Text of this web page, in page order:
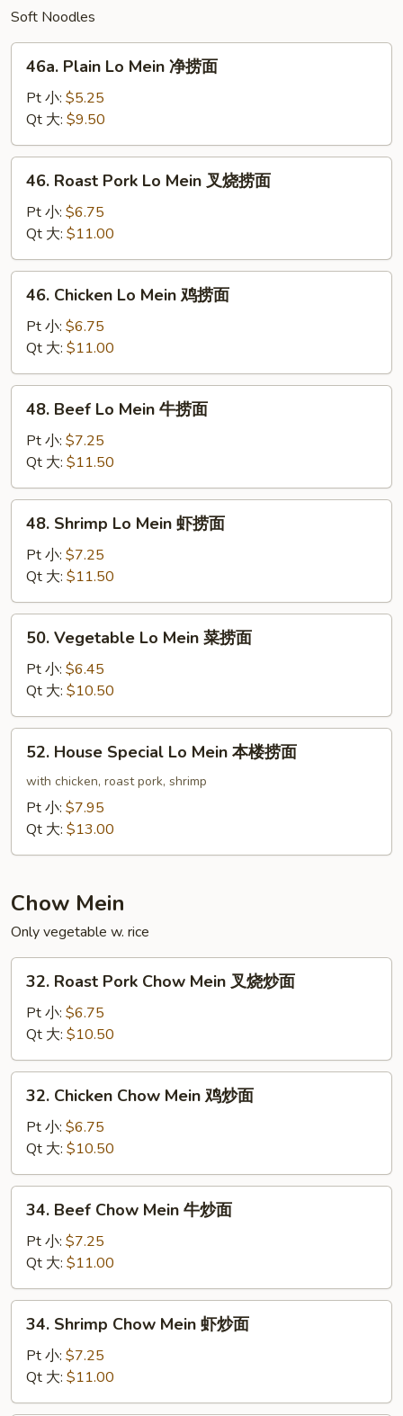
Soft Noodles
Plain
Mein
净
捞
46a. Plain Lo Mein 净捞面
Pt 小: $5.25
Qt 大: $9.50
Roast
Pork
Lo
Mein
叉
46. Roast Pork Lo Mein 叉烧捞面
Pt 小: $6.75
Qt 大: $11.00
Chicken
Mein
鸡
捞
46. Chicken Lo Mein 鸡捞面
Pt 小: $6.75
Qt 大: $11.00
Beef
Mein
牛
捞
48. Beef Lo Mein 牛捞面
Pt 小: $7.25
Qt 大: $11.50
Shrimp
Mein
虾
捞
48. Shrimp Lo Mein 虾捞面
Pt 小: $7.25
Qt 大: $11.50
Vegetable
Mein
菜
捞
50. Vegetable Lo Mein 菜捞面
Pt 小: $6.45
Qt 大: $10.50
House
Special
Mein
面
52. House Special Lo Mein 本楼捞面
with chicken, roast pork, shrimp
Pt 小: $7.95
Qt 大: $13.00
Chow Mein
Only vegetable w. rice
Roast
Pork
Chow
Mein
叉
32. Roast Pork Chow Mein 叉烧炒面
Pt 小: $6.75
Qt 大: $10.50
Chicken
Chow
Mein
鸡
炒
32. Chicken Chow Mein 鸡炒面
Pt 小: $6.75
Qt 大: $10.50
Beef
Chow
Mein
牛
炒
34. Beef Chow Mein 牛炒面
Pt 小: $7.25
Qt 大: $11.00
Shrimp
Chow
Mein
虾
34. Shrimp Chow Mein 虾炒面
Pt 小: $7.25
Qt 大: $11.00